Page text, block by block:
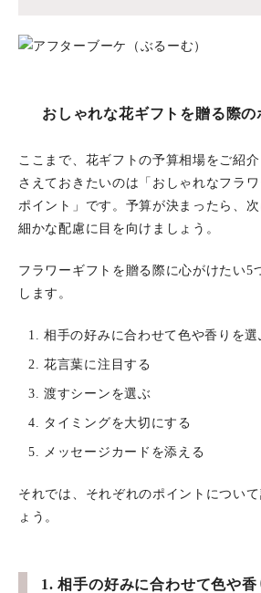
おしゃれな花ギフトを贈る際の
ここまで、花ギフトの予算相場をご紹
さえておきたいのは「おしゃれなフラ
ポイント」です。予算が決まったら、
細かな配慮に目を向けましょう。
フラワーギフトを贈る際に心がけたい5
します。
相手の好みに合わせて色や香りを選
花言葉に注目する
渡すシーンを選ぶ
タイミングを大切にする
メッセージカードを添える
それでは、それぞれのポイントについ
ょう。
1. 相手の好みに合わせて色や香